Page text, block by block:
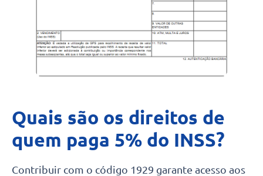
Quais são os direitos de
quem paga 5% do INSS?
Contribuir com o código 1929 garante acesso aos